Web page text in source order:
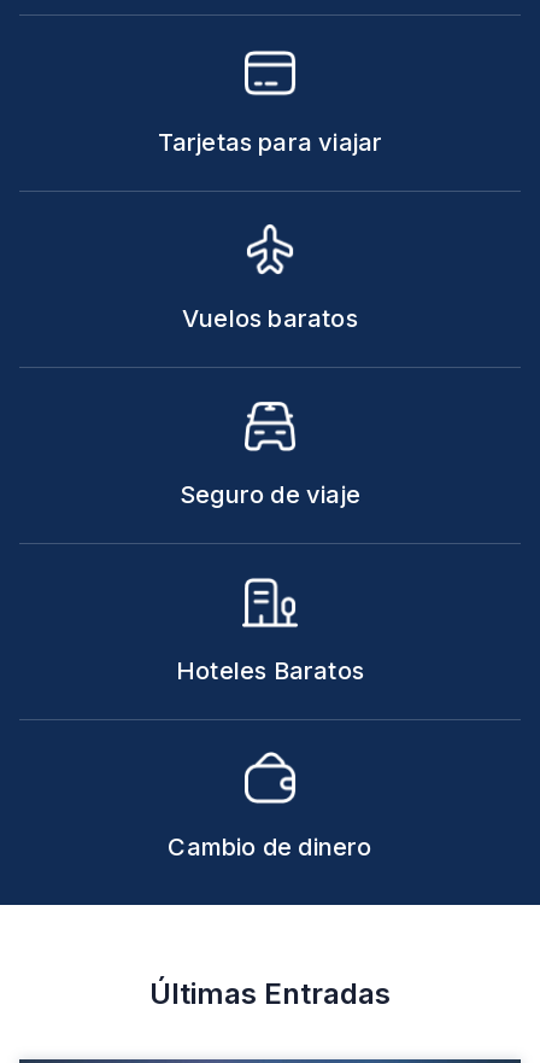
Tarjetas para viajar
Vuelos baratos
Seguro de viaje
Hoteles Baratos
Cambio de dinero
Últimas Entradas